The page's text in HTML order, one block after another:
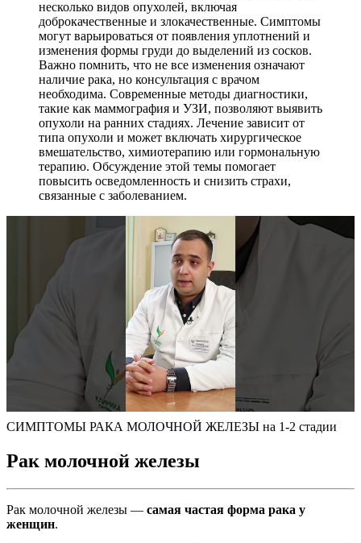
несколько видов опухолей, включая
доброкачественные и злокачественные. Симптомы
могут варьироваться от появления уплотнений и
изменения формы груди до выделений из сосков.
Важно помнить, что не все изменения означают
наличие рака, но консультация с врачом
необходима. Современные методы диагностики,
такие как маммография и УЗИ, позволяют выявить
опухоли на ранних стадиях. Лечение зависит от
типа опухоли и может включать хирургическое
вмешательство, химиотерапию или гормональную
терапию. Обсуждение этой темы помогает
повысить осведомленность и снизить страхи,
связанные с заболеванием.
СИМПТОМЫ РАКА МОЛОЧНОЙ ЖЕЛЕЗЫ на 1-2 стадии
Рак молочной железы
Рак молочной железы — самая частая форма рака у
женщин.